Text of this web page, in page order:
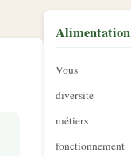
Alimentation
Vous
diversite
métiers
fonctionnement